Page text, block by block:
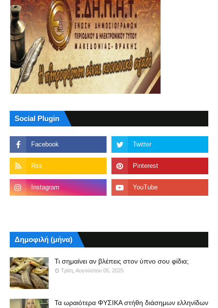
Social Plugin
Δημοφιλή (μήνα)
Τι σημαίνει αν βλέπεις στον ύπνο σου φίδια;
Τρίτη, Αυγούστου 05, 2025
Τα ωραιότερα ΦΥΣΙΚΑ στήθη διάσημων ελληνίδων